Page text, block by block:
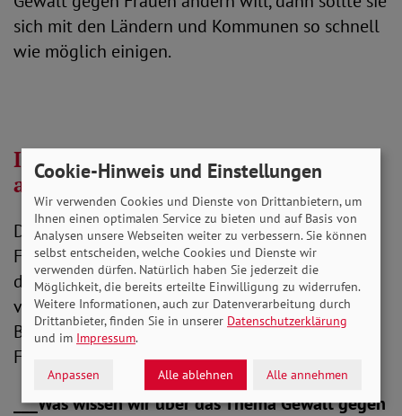
sich mit den Ländern und Kommunen so schnell
wie möglich einigen.
Interview:„Der Staat bietet keinen
adäquaten Schutz“
Die Zentrale Informationsstelle Autonomer
Frauenhäuser setzt sich seit Langem dafür ein,
die Situation von gewaltbetroffenen Frauen zu
verbessern. Wir sprachen mit der Mitarbeiterin
Britta Schlichting, die selbst in einem
Frauenhaus tätig ist.
___Was wissen wir über das Thema Gewalt gegen
Cookie-Hinweis und Einstellungen
Wir verwenden Cookies und Dienste von Drittanbietern, um
Ihnen einen optimalen Service zu bieten und auf Basis von
Analysen unsere Webseiten weiter zu verbessern. Sie können
selbst entscheiden, welche Cookies und Dienste wir
verwenden dürfen. Natürlich haben Sie jederzeit die
Möglichkeit, die bereits erteilte Einwilligung zu widerrufen.
Weitere Informationen, auch zur Datenverarbeitung durch
Drittanbieter, finden Sie in unserer Datenschutzerklärung
und im Impressum.
Anpassen Alle ablehnen Alle annehmen